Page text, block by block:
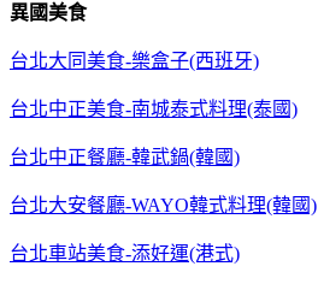
異國美食
台北大同美食-樂盒子(西班牙)
台北中正美食-南城泰式料理(泰國)
台北中正餐廳-韓武鍋(韓國)
台北大安餐廳-WAYO韓式料理(韓國)
台北車站美食-添好運(港式)